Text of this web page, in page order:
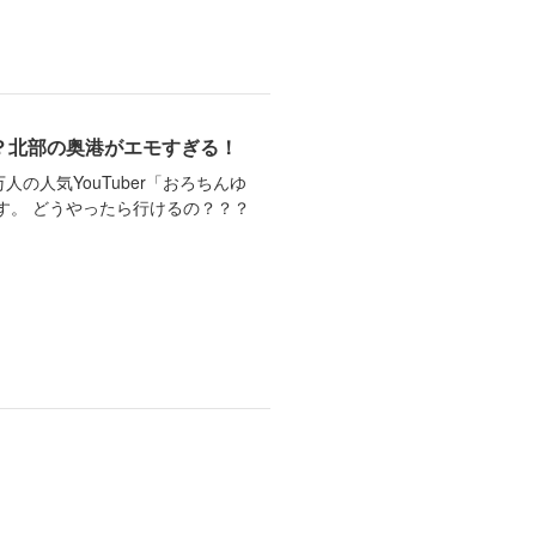
部の奥港がエモすぎる！
の人気YouTuber「おろちんゆ
どうやったら行けるの？？？